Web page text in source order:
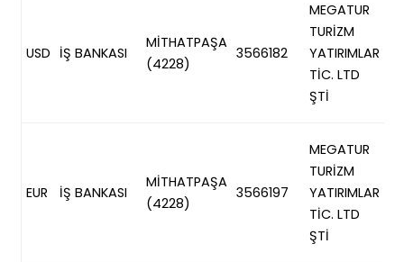
USD İŞ BANKASI
MİTHATPAŞA
(4228)
3566182
MEGATUR
TURİZM
YATIRIMLAR
TİC. LTD
ŞTİ
EUR İŞ BANKASI
MİTHATPAŞA
(4228)
3566197
MEGATUR
TURİZM
YATIRIMLAR
TİC. LTD
ŞTİ